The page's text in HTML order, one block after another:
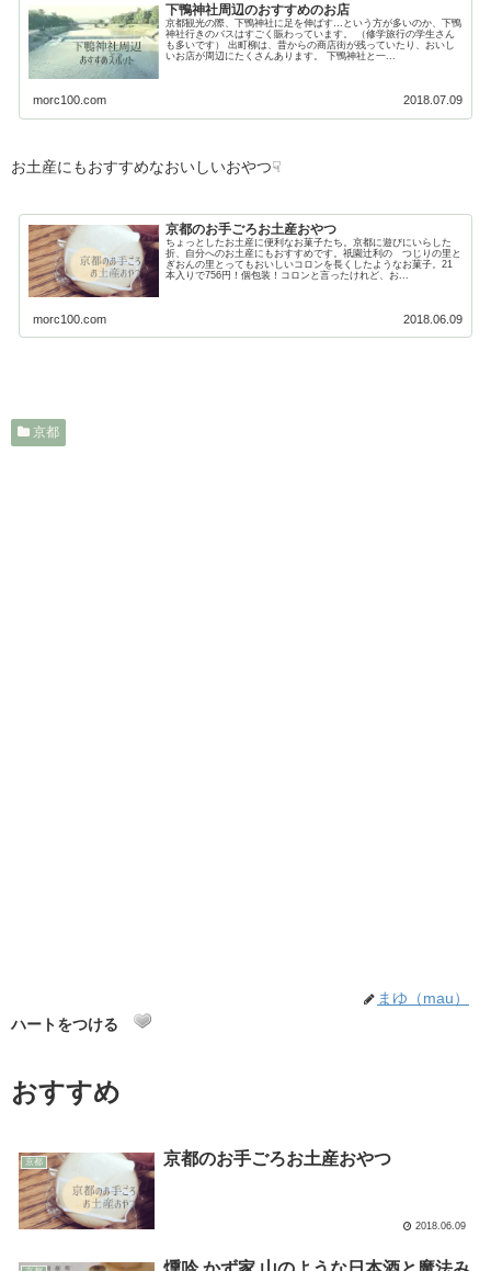
下鴨神社周辺のおすすめのお店
京都観光の際、下鴨神社に足を伸ばす…という方が多いのか、下鴨
神社行きのバスはすごく賑わっています。 （修学旅行の学生さん
も多いです） 出町柳は、昔からの商店街が残っていたり、おいし
いお店が周辺にたくさんあります。 下鴨神社と一...
morc100.com 2018.07.09
お土産にもおすすめなおいしいおやつ☟
京都のお手ごろお土産おやつ
ちょっとしたお土産に便利なお菓子たち。京都に遊びにいらした
折、自分へのお土産にもおすすめです。祇園辻利の つじりの里と
ぎおんの里とってもおいしいコロンを長くしたようなお菓子。21
本入りで756円！個包装！コロンと言ったけれど、お...
morc100.com 2018.06.09
京都
まゆ（mau）
ハートをつける
おすすめ
京都 京都のお手ごろお土産おやつ
2018.06.09